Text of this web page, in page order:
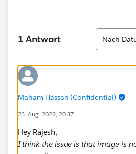
1 Antwort
Sortieren
Nach
Maham Hassan (Confidential)
23. Aug. 2022, 20:37
Hey Rajesh,
I think the issue is that image is